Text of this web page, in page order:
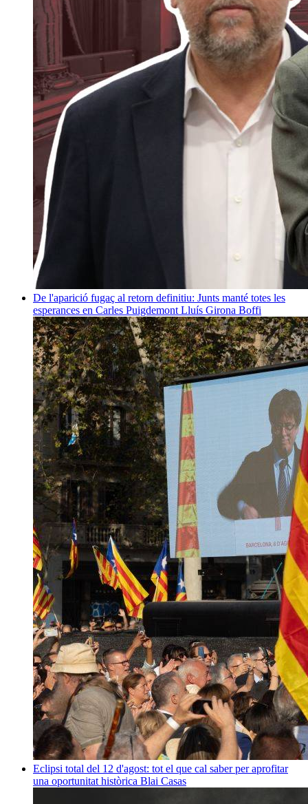
De l'aparició fugaç al retorn definitiu: Junts manté totes les
esperances en Carles Puigdemont Lluís Girona Boffi
Eclipsi total del 12 d'agost: tot el que cal saber per aprofitar
una oportunitat històrica Blai Casas